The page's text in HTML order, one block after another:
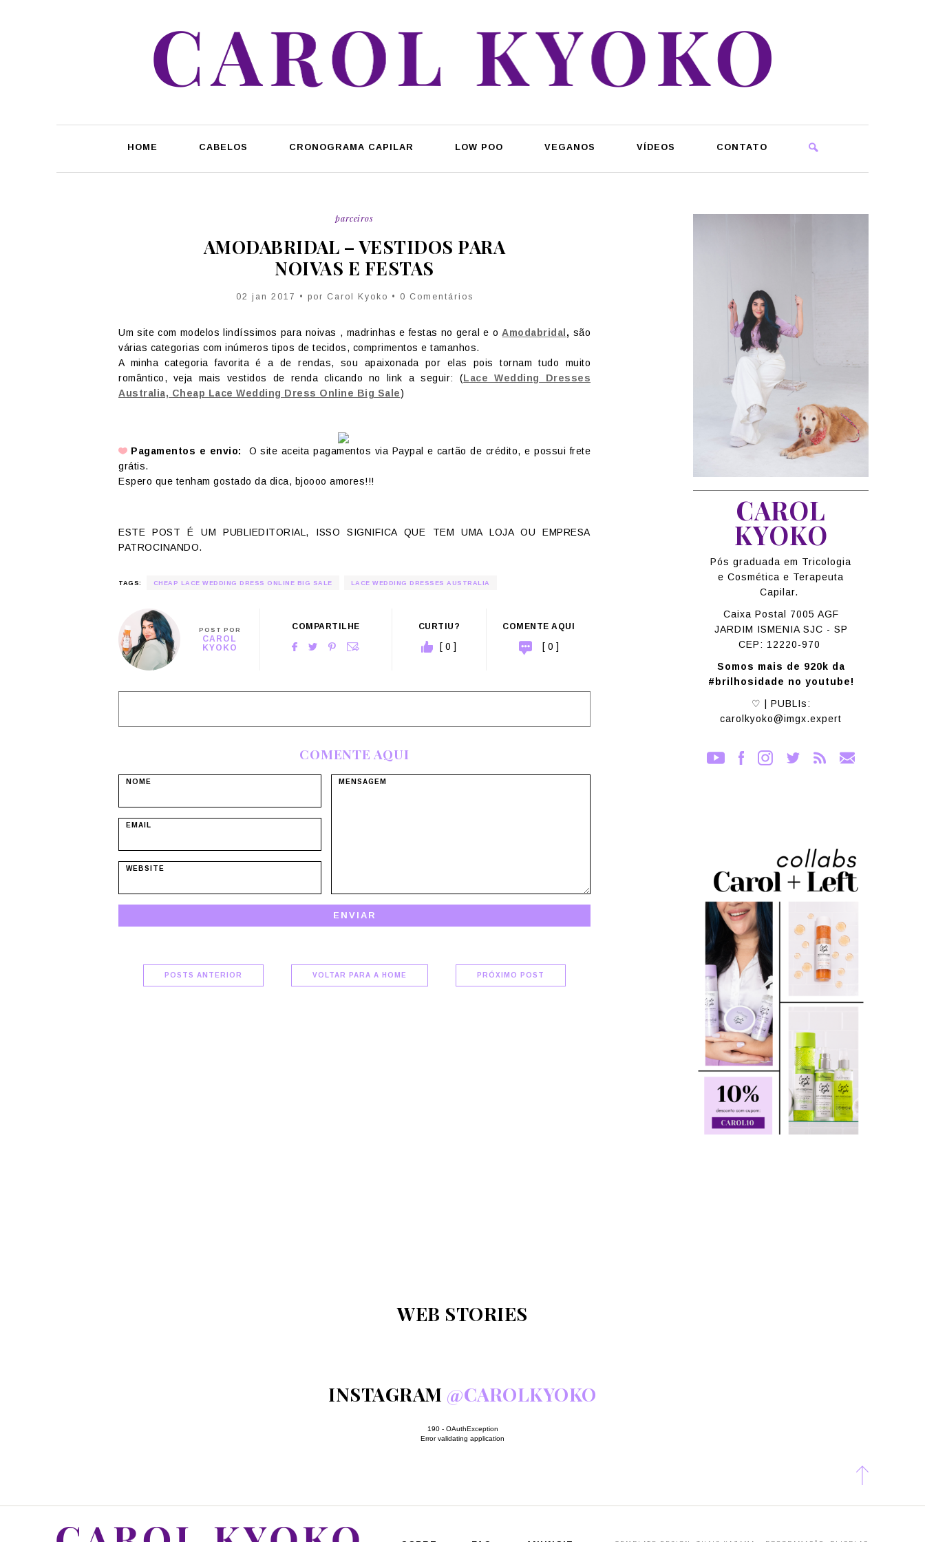
HOME CABELOS CRONOGRAMA CAPILAR LOW POO VEGANOS VÍDEOS CONTATO
parceiros
AMODABRIDAL – VESTIDOS PARA
NOIVAS E FESTAS
02 jan 2017 • por Carol Kyoko • 0 Comentários
Um site com modelos lindíssimos para noivas , madrinhas e festas no geral e o Amodabridal , são
várias categorias com inúmeros tipos de tecidos, comprimentos e tamanhos.
A minha categoria favorita é a de rendas, sou apaixonada por elas pois tornam tudo muito
romântico, veja mais vestidos de renda clicando no link a seguir: (Lace Wedding Dresses
Australia, Cheap Lace Wedding Dress Online Big Sale)
Pagamentos e envio:
O site aceita pagamentos via Paypal e cartão de crédito, e possui frete
grátis.
Espero que tenham gostado da dica, bjoooo amores!!!
ESTE POST É UM PUBLIEDITORIAL, ISSO SIGNIFICA QUE TEM UMA LOJA OU EMPRESA
PATROCINANDO.
TAGS: CHEAP LACE WEDDING DRESS ONLINE BIG SALE LACE WEDDING DRESSES AUSTRALIA
POST POR
CAROL
KYOKO
COMPARTILHE CURTIU?
[ 0 ]
COMENTE AQUI
[ 0 ]
COMENTE AQUI
POSTS ANTERIOR VOLTAR PARA A HOME PRÓXIMO POST
CAROL
KYOKO
Pós graduada em Tricologia
e Cosmética e Terapeuta
Capilar.
Caixa Postal 7005 AGF
JARDIM ISMENIA SJC - SP
CEP: 12220-970
Somos mais de 920k da
#brilhosidade no youtube!
♡ | PUBLIs:
carolkyoko@imgx.expert
WEB STORIES
INSTAGRAM @CAROLKYOKO
190 - OAuthException
Error validating application